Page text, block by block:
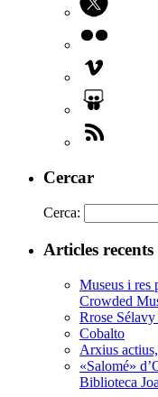
Cercar
Cerca:
Articles recents
Museus i res
Crowded
Rrose
Cobalto
Arxius
«Salomé»
Biblioteca